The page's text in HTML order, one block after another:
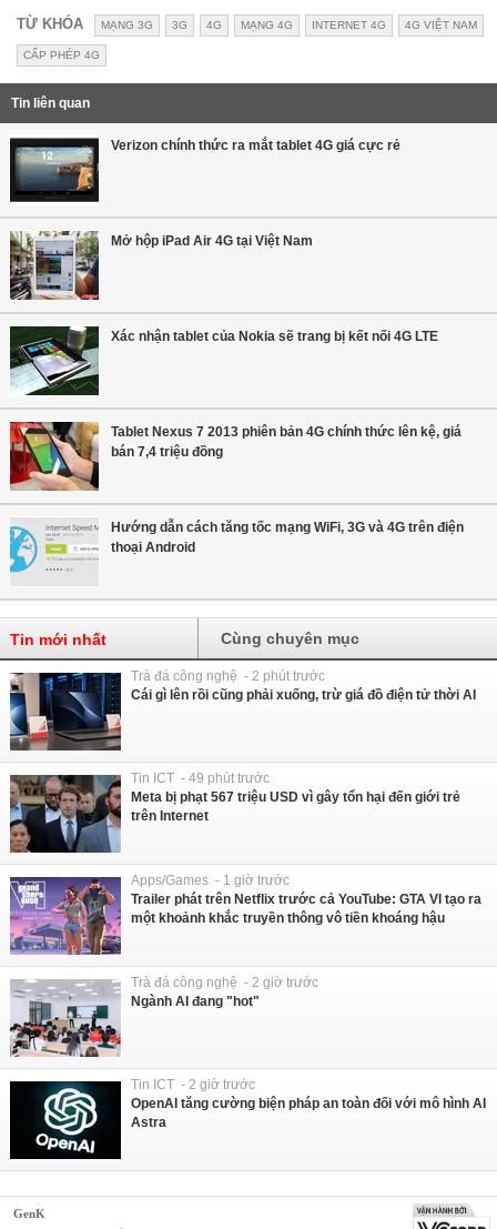
TỪ KHÓA MẠNG 3G 3G 4G MẠNG 4G INTERNET 4G 4G VIỆT NAM
CẤP PHÉP 4G
Tin liên quan
Verizon chính thức ra mắt tablet 4G giá cực rẻ
Mở hộp iPad Air 4G tại Việt Nam
Xác nhận tablet của Nokia sẽ trang bị kết nối 4G LTE
Tablet Nexus 7 2013 phiên bản 4G chính thức lên kệ, giá
bán 7,4 triệu đồng
Hướng dẫn cách tăng tốc mạng WiFi, 3G và 4G trên điện
thoại Android
Tin mới nhất Cùng chuyên mục
Trà đá công nghệ - 2 phút trước
Cái gì lên rồi cũng phải xuống, trừ giá đồ điện tử thời AI
Tin ICT - 49 phút trước
Meta bị phạt 567 triệu USD vì gây tổn hại đến giới trẻ
trên Internet
Apps/Games - 1 giờ trước
Trailer phát trên Netflix trước cả YouTube: GTA VI tạo ra
một khoảnh khắc truyền thông vô tiền khoáng hậu
Trà đá công nghệ - 2 giờ trước
Ngành AI đang "hot"
Tin ICT - 2 giờ trước
OpenAI tăng cường biện pháp an toàn đối với mô hình AI
Astra
GenK